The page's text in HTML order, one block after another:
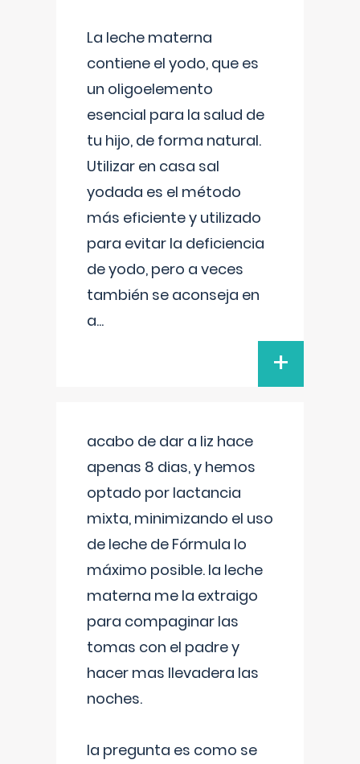
La leche materna
contiene el yodo, que es
un oligoelemento
esencial para la salud de
tu hijo, de forma natural.
Utilizar en casa sal
yodada es el método
más eficiente y utilizado
para evitar la deficiencia
de yodo, pero a veces
también se aconseja en
a...
+
acabo de dar a liz hace
apenas 8 dias, y hemos
optado por lactancia
mixta, minimizando el uso
de leche de Fórmula lo
máximo posible. la leche
materna me la extraigo
para compaginar las
tomas con el padre y
hacer mas llevadera las
noches.
la pregunta es como se